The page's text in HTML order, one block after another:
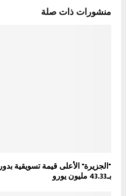
منشورات ذات صلة
"الجزيرة" الأعلى قيمة تسويقية
بـ43.33 مليون يورو